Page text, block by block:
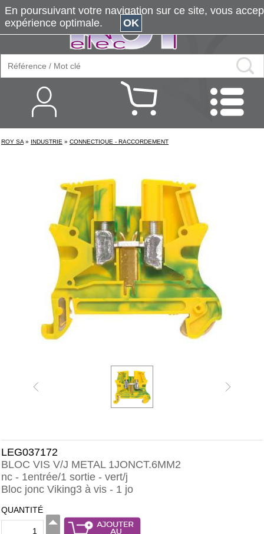
ROY SA » INDUSTRIE » CONNECTIQUE - RACCORDEMENT
LEG037172
BLOC VIS V/J METAL 1JONCT.6MM2
nc - 1entrée/1 sortie - vert/j
Bloc jonc Viking3 à vis - 1 jo
QUANTITÉ
En poursuivant votre navigation sur ce site, vous
expérience optimale.
OK